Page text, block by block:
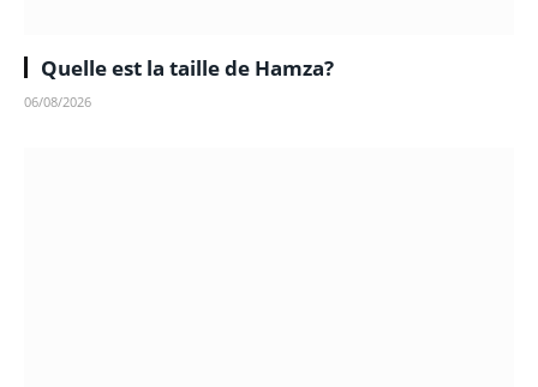
Quelle est la taille de Hamza?
06/08/2026